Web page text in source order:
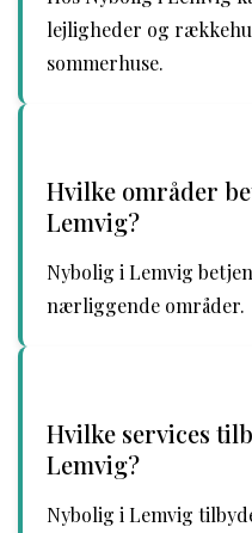
lejligheder og
sommerhuse.
Hvilke områder
Lemvig?
Nybolig i Lemvig
nærliggende områder.
Hvilke services
Lemvig?
Nybolig i Lemvig